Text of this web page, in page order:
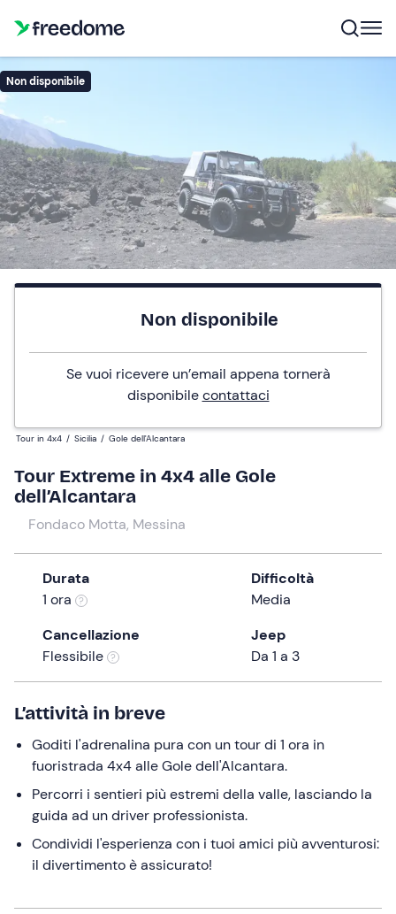
Non disponibile
Non disponibile
Se vuoi ricevere un’email appena tornerà
disponibilecontattaci
Tour in 4x4 / Sicilia / Gole dell'Alcantara
Tour Extreme in 4x4 alle Gole
dell’Alcantara
Fondaco Motta, Messina
Durata
1 ora
Difficoltà
Media
Cancellazione
Flessibile
Jeep
Da 1 a 3
L’attività in breve
Goditi l'adrenalina pura con un tour di 1 ora in
fuoristrada 4x4 alle Gole dell'Alcantara.
Percorri i sentieri più estremi della valle, lasciando la
guida ad un driver professionista.
Condividi l'esperienza con i tuoi amici più avventurosi:
il divertimento è assicurato!